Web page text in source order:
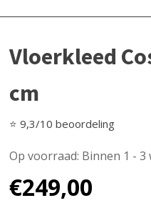
Vloerkleed
cm
⭐ 9,3/10 beoordeling
Op voorraad: Binnen 1 -
€249,00